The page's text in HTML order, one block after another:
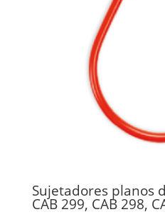
Sujetadores planos
CAB 299, CAB 298,